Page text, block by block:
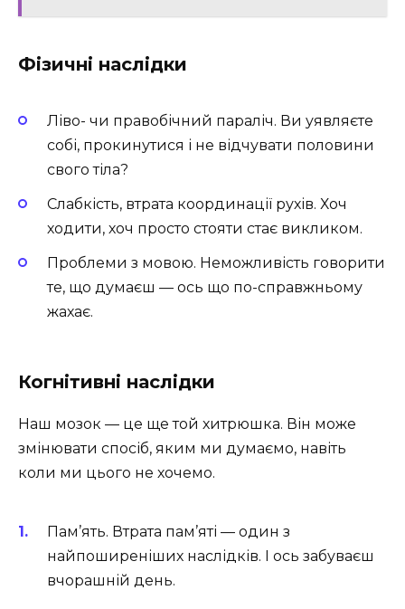
Фізичні наслідки
Ліво- чи правобічний параліч. Ви уявляєте
собі, прокинутися і не відчувати половини
свого тіла?
Слабкість, втрата координації рухів. Хоч
ходити, хоч просто стояти стає викликом.
Проблеми з мовою. Неможливість говорити
те, що думаєш — ось що по-справжньому
жахає.
Когнітивні наслідки
Наш мозок — це ще той хитрюшка. Він може
змінювати спосіб, яким ми думаємо, навіть
коли ми цього не хочемо.
Пам’ять. Втрата пам’яті — один з
найпоширеніших наслідків. І ось забуваєш
вчорашній день.